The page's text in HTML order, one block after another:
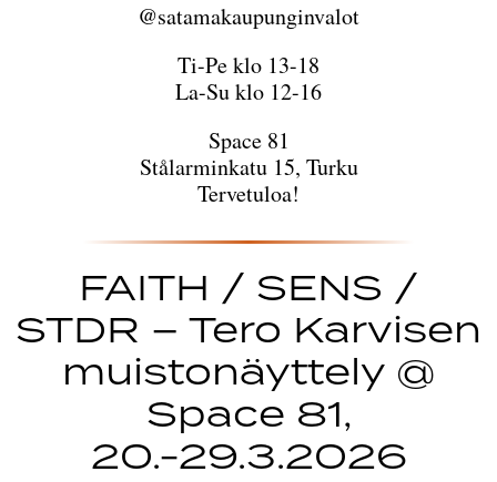
@satamakaupunginvalot
Ti-Pe klo 13-18
La-Su klo 12-16
Space 81
Stålarminkatu 15, Turku
Tervetuloa!
FAITH / SENS /
STDR – Tero Karvisen
muistonäyttely @
Space 81,
20.-29.3.2026